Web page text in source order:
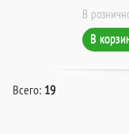
В
В
Всего: 19